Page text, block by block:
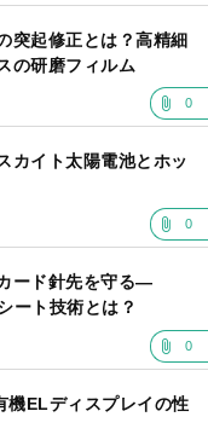
突起修正とは？高精細
の研磨フィルム
0
カイト太陽電池とホッ
0
ード針先を守る—
ート技術とは？
0
機ELディスプレイの性